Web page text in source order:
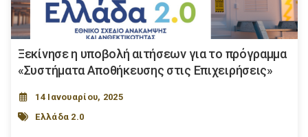
Ξεκίνησε η υποβολή αιτήσεων για το πρόγραμμα
«Συστήματα Αποθήκευσης στις Επιχειρήσεις»
14 Ιανουαρίου, 2025
Ελλάδα 2.0